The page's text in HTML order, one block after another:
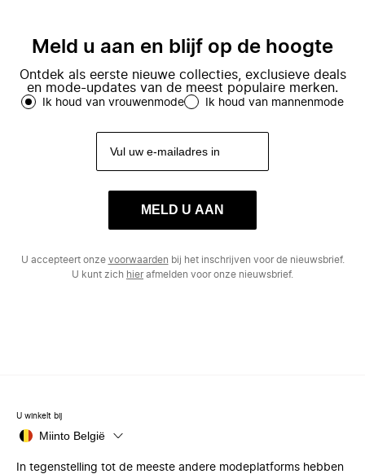
Meld u aan en blijf op de hoogte
Ontdek als eerste nieuwe collecties, exclusieve deals
en mode-updates van de meest populaire merken.
Ik houd van vrouwenmode Ik houd van mannenmode
MELD U AAN
U accepteert onze voorwaarden bij het inschrijven voor de nieuwsbrief.
U kunt zich hierafmelden voor onze nieuwsbrief.
U winkelt bij
Miinto België
In tegenstelling tot de meeste andere modeplatforms hebben